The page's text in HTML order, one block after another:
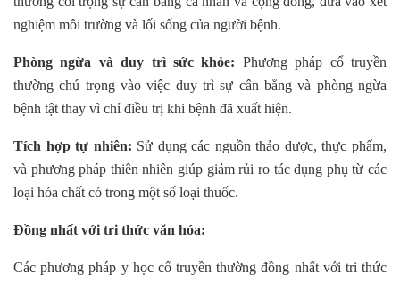
nghiệm môi trường và lối sống của người bệnh.
Phòng ngừa và duy trì sức khỏe: Phương pháp cổ truyền
thường chú trọng vào việc duy trì sự cân bằng và phòng ngừa
bệnh tật thay vì chỉ điều trị khi bệnh đã xuất hiện.
Tích hợp tự nhiên: Sử dụng các nguồn thảo dược, thực phẩm,
và phương pháp thiên nhiên giúp giảm rủi ro tác dụng phụ từ các
loại hóa chất có trong một số loại thuốc.
Đồng nhất với tri thức văn hóa:
Các phương pháp y học cổ truyền thường đồng nhất với tri thức